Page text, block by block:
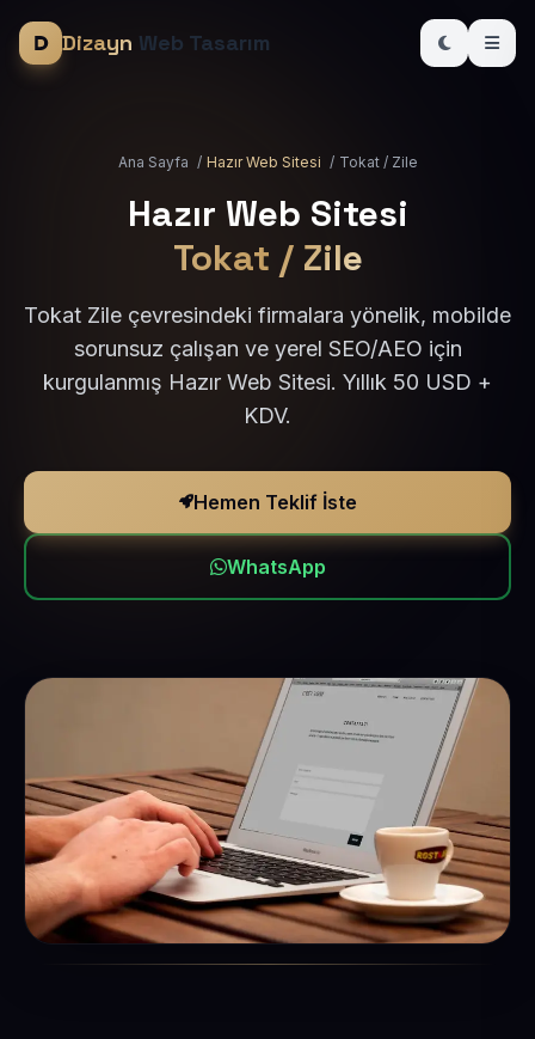
Dizayn Web Tasarım
Ana Sayfa / Hazır Web Sitesi / Tokat / Zile
Hazır Web Sitesi
Tokat / Zile
Tokat Zile çevresindeki firmalara yönelik, mobilde
sorunsuz çalışan ve yerel SEO/AEO için
kurgulanmış Hazır Web Sitesi. Yıllık 50 USD +
KDV.
Hemen Teklif İste
WhatsApp